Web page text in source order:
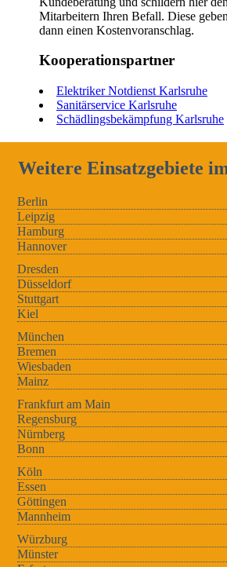
Mitarbeitern Ihren Befall. Diese
dann einen Kostenvoranschlag.
Kooperationspartner
Elektriker Notdienst Karlsruhe
Sanitärservice Karlsruhe
Schädlingsbekämpfung Karlsruhe
Weitere Einsatzgebiete
Berlin
Leipzig
Hamburg
Hannover
Dresden
Düsseldorf
Stuttgart
Kiel
München
Bremen
Wiesbaden
Mainz
Frankfurt am Main
Regensburg
Nürnberg
Bonn
Köln
Essen
Göttingen
Mannheim
Würzburg
Münster